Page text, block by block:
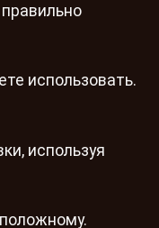
использовать.
используя